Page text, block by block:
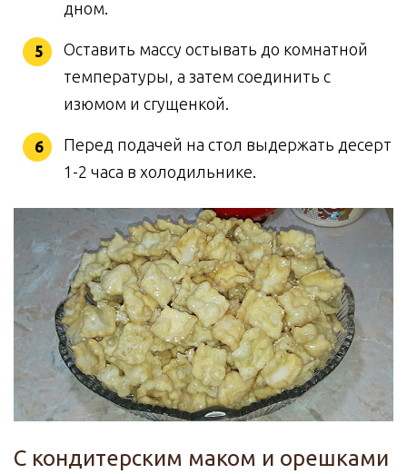
дном.
Оставить массу остывать до комнатной
температуры, а затем соединить с
изюмом и сгущенкой.
Перед подачей на стол выдержать десерт
1-2 часа в холодильнике.
С кондитерским маком и орешками